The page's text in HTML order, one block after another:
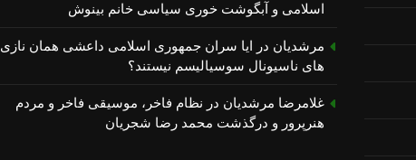
اسلامی و آبگوشت خوری سیاسی خانم بینوش
مرشدیان در ایا سران جمهوری اسلامی داعشی همان نازی
های ناسیونال سوسیالیسم نیستند؟
غلامرضا مرشدیان در نظام فاخر، موسیقی فاخر و مردم
هنرپرور و درگذشت محمد رضا شجریان